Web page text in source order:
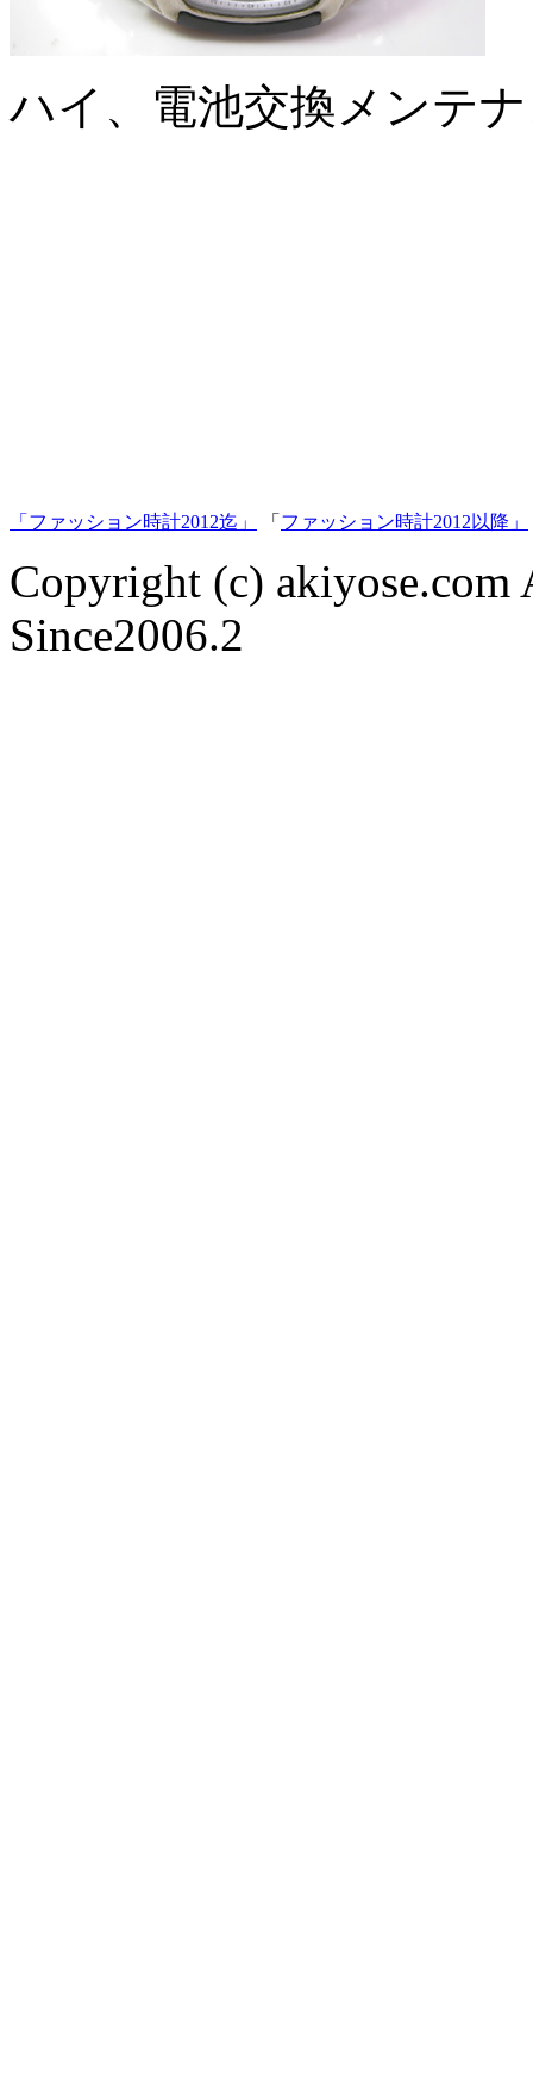
ハイ、電池交換メンテ
「ファッション時計2012迄」 「 ファッション時計2012以降」
Copyright (c) akiyose.com
Since2006.2